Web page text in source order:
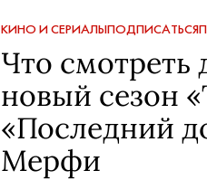
КИНО И СЕРИАЛЫПОДПИСАТЬСЯ
Что смотреть
новый сезон
«Последний
Мерфи